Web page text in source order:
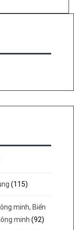
(115)
minh, Biển
minh (92)